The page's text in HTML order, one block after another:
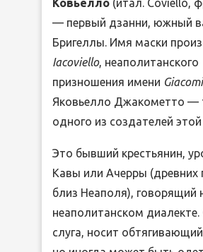
Ковьелло (итал. Coviello,
— первый дзанни, южный
Бригеллы. Имя маски
Iacoviello, неаполитанского
призношения имени
Яковьелло Джакометто —
одного из создателей
Это бывший крестьянин,
Кавы или Ачерры (древних
близ Неаполя), говорящий
неаполитанском
слуга, носит